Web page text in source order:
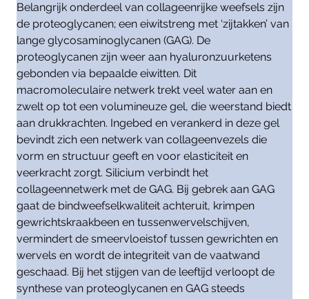
Belangrijk onderdeel van collageenrijke weefsels zijn
de proteoglycanen; een eiwitstreng met ‘zijtakken’ van
lange glycosaminoglycanen (GAG). De
proteoglycanen zijn weer aan hyaluronzuurketens
gebonden via bepaalde eiwitten. Dit
macromoleculaire netwerk trekt veel water aan en
zwelt op tot een volumineuze gel, die weerstand biedt
aan drukkrachten. Ingebed en verankerd in deze gel
bevindt zich een netwerk van collageenvezels die
vorm en structuur geeft en voor elasticiteit en
veerkracht zorgt. Silicium verbindt het
collageennetwerk met de GAG. Bij gebrek aan GAG
gaat de bindweefselkwaliteit achteruit, krimpen
gewrichtskraakbeen en tussenwervelschijven,
vermindert de smeervloeistof tussen gewrichten en
wervels en wordt de integriteit van de vaatwand
geschaad. Bij het stijgen van de leeftijd verloopt de
synthese van proteoglycanen en GAG steeds